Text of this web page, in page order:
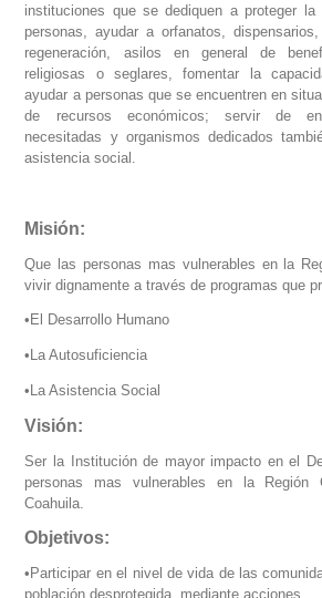
instituciones que se dediquen a proteger
personas, ayudar a orfanatos,
regeneración, asilos en general de
religiosas o seglares, fomentar la
ayudar a personas que se encuentren en
de recursos económicos; servir de
necesitadas y organismos dedicados
asistencia social.
Misión:
Que las personas mas vulnerables en la
vivir dignamente a través de programas que
•El Desarrollo Humano
•La Autosuficiencia
•La Asistencia Social
Visión:
Ser la Institución de mayor impacto en el
personas mas vulnerables en la Región
Coahuila.
Objetivos:
•Participar en el nivel de vida de las
población desprotegida, mediante acciones